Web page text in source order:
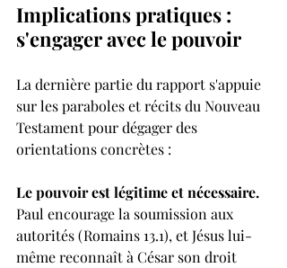
Implications pratiques :
s'engager avec le pouvoir
La dernière partie du rapport s'appuie
sur les paraboles et récits du Nouveau
Testament pour dégager des
orientations concrètes :
Le pouvoir est légitime et nécessaire.
Paul encourage la soumission aux
autorités (Romains 13.1), et Jésus lui-
même reconnaît à César son droit